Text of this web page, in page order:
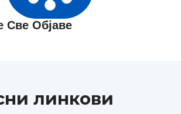
Све Објаве
линкови